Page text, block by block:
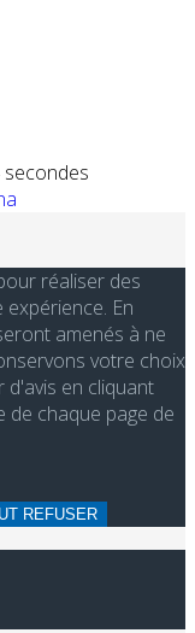
secondes
réaliser des
En
amenés à ne
votre choix
d'avis en cliquant
de chaque page de
REFUSER